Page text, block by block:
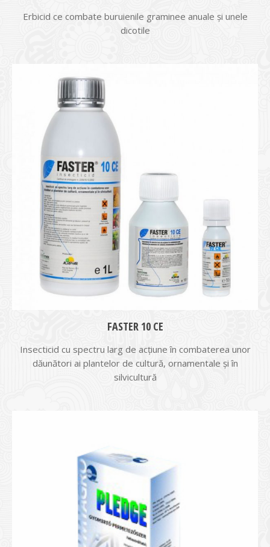
Erbicid ce combate buruienile graminee anuale şi unele
dicotile
FASTER 10 CE
Insecticid cu spectru larg de acţiune în combaterea unor
dăunători ai plantelor de cultură, ornamentale şi în
silvicultură